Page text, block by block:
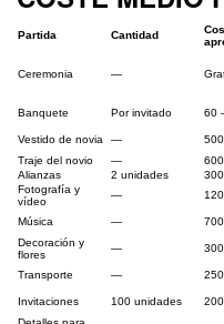
Partida Cantidad
Ceremonia —
Banquete
Por invitado 60
Vestido de novia
—
Traje del novio
—
Alianzas
2 unidades
Fotografía y
vídeo
—
Música
—
Decoración y
flores
—
Transporte
—
Invitaciones
100 unidades